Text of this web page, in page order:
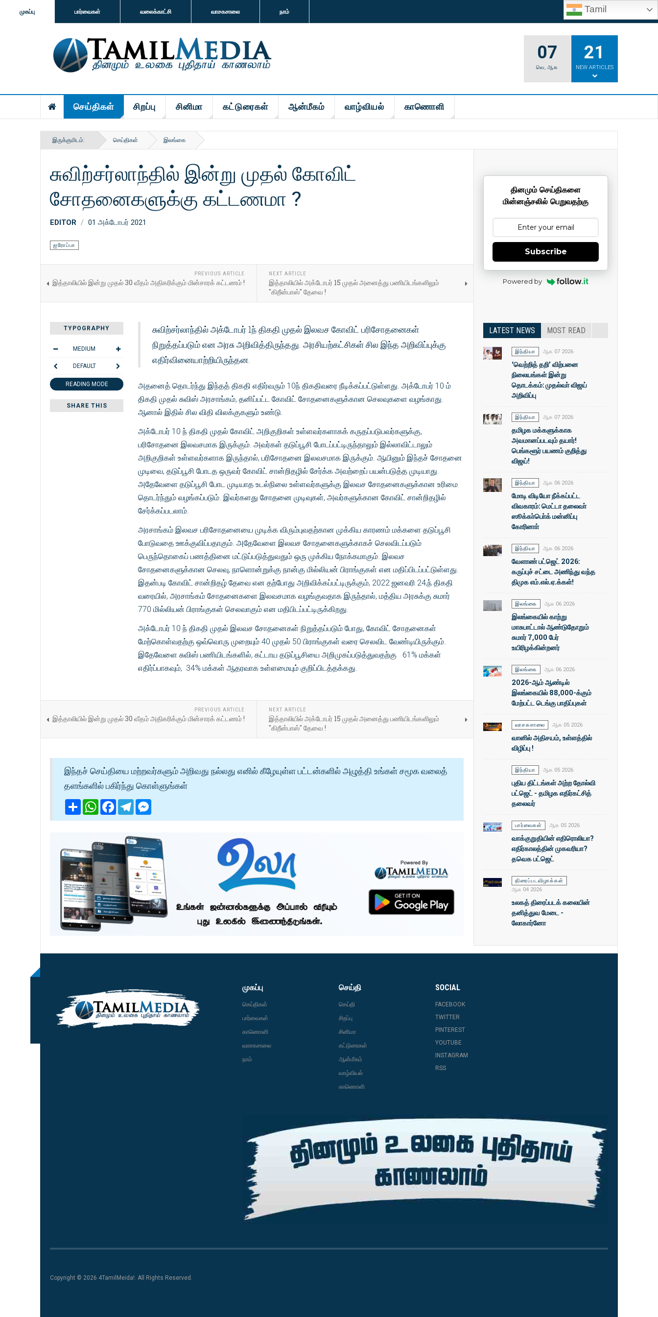
முகப்பு பார்வைகள் வலைக்காட்சி வாசகசாலை நாம் Tamil
07
வெ,ஆக
21
NEW ARTICLES
செய்திகள் சிறப்பு சினிமா கட்டுரைகள் ஆன்மீகம் வாழ்வியல் காணொளி
இருக்குமிடம்: செய்திகள் இலங்கை
சுவிற்சர்லாந்தில் இன்று முதல் கோவிட்
சோதனைகளுக்கு கட்டணமா ?
EDITOR 01 அக்டோபர் 2021
ஐரோப்பா
PREVIOUS ARTICLE
இத்தாலியில் இன்று முதல் 30 வீதம் அதிகரிக்கும் மின்சாரக் கட்டணம் !
NEXT ARTICLE
இத்தாலியில் அக்டோபர் 15 முதல் அனைத்து பணியிடங்களிலும்
"கிறீன்பாஸ்" தேவை !
TYPOGRAPHY
MEDIUM
DEFAULT
READING MODE
SHARE THIS
சுவிற்சர்லாந்தில் அக்டோபர் 1ந் திகதி முதல் இலவச கோவிட் பரிசோதனைகள்
நிறுத்தப்படும் என அரசு அறிவித்திருந்தது. அரசியற்கட்சிகள் சில இந்த அறிவிப்புக்கு
எதிர்வினையாற்றியிருந்தன.
அதனைத் தொடர்ந்து இந்தத் திகதி எதிர்வரும் 10ந் திகதிவரை நீடிக்கப்பட்டுள்ளது. அக்டோபர் 10 ம்
திகதி முதல் சுவிஸ் அரசாங்கம், தனிப்பட்ட கோவிட் சோதனைகளுக்கான செலவுகளை வழங்காது.
ஆனால் இதில் சில விதி விலக்குகளும் உண்டு.
அக்டோபர் 10 ந் திகதி முதல் கோவிட் அறிகுறிகள் உள்ளவர்களாகக் கருதப்படுபவர்களுக்கு,
பரிசோதனை இலவசமாக இருக்கும். அவர்கள் தடுப்பூசி போடப்பட்டிருந்தாலும் இல்லாவிட்டாலும்
அறிகுறிகள் உள்ளவர்களாக இருந்தால், பரிசோதனை இலவசமாக இருக்கும். ஆயினும் இந்தச் சோதனை
முடிவை, தடுப்பூசி போடத ஒருவர் கோவிட் சான்றிதழில் சேர்க்க அவற்றைப் பயன்படுத்த முடியாது.
அதேவேளை தடுப்பூசி போட முடியாத உடல்நிலை உள்ளவர்களுக்கு இலவச சோதனைகளுக்கான உரிமை
தொடர்ந்தும் வழங்கப்படும். இவர்களது சோதனை முடிவுகள், அவர்களுக்கான கோவிட் சான்றிதழில்
சேர்க்கப்படலாம்.
அரசாங்கம் இலவச பரிசோதனையை முடிக்க விரும்புவதற்கான முக்கிய காரணம் மக்களை தடுப்பூசி
போடுவதை ஊக்குவிப்பதாகும். அதேவேளை இலவச சோதனைகளுக்காகச் செலவிடப்படும்
பெருந்தொகைப் பணத்தினை மட்டுப்படுத்துவதும் ஒரு முக்கிய நோக்கமாகும். இலவச
சோதனைகளுக்கான செலவு, நாளொன்றுக்கு நான்கு மில்லியன் பிராங்குகள் என மதிப்பிடப்பட்டுள்ளது.
இதன்படி கோவிட் சான்றிதழ் தேவை என தற்போது அறிவிக்கப்பட்டிருக்கும், 2022 ஜனவரி 24,ந் திகதி
வரையில், அரசாங்கம் சோதனைகளை இலவசமாக வழங்குவதாக இருந்தால், மத்திய அரசுக்கு சுமார்
770 மில்லியன் பிராங்குகள் செலவாகும் என மதிபிடப்பட்டிருக்கிறது.
அக்டோபர் 10 ந் திகதி முதல் இலவச சோதனைகள் நிறுத்தப்படும் போது, கோவிட் சோதனைகள்
மேற்கொள்வதற்கு ஒவ்வொரு முறையும் 40 முதல் 50 பிராங்குகள் வரை செலவிட வேண்டியிருக்கும்.
இதேவேளை சுவிஸ் பணியிடங்களில், கட்டாய தடுப்பூசியை அறிமுகப்படுத்துவதற்கு 61% மக்கள்
எதிர்ப்பாகவும், 34% மக்கள் ஆதரவாக உள்ளமையும் குறிப்பிடத்தக்கது.
PREVIOUS ARTICLE
இத்தாலியில் இன்று முதல் 30 வீதம் அதிகரிக்கும் மின்சாரக் கட்டணம் !
NEXT ARTICLE
இத்தாலியில் அக்டோபர் 15 முதல் அனைத்து பணியிடங்களிலும்
"கிறீன்பாஸ்" தேவை !
இந்தச் செய்தியை மற்றவர்களும் அறிவது நல்லது எனில் கீழேயுள்ள பட்டன்களில் அழுத்தி உங்கள் சமூக வலைத்
தளங்களில் பகிர்ந்து கொள்ளுங்கள்
ShareWhatsApp
Facebook
Telegram
தினமும் செய்திகளை
மின்னஞ்சலில் பெறுவதற்கு
Subscribe
Powered by
LATEST NEWS MOST READ
இந்தியா ஆக 07 2026
‘வெற்றித் தறி’ விற்பனை
நிலையங்கள் இன்று
தொடக்கம்: முதல்வா் விஜய்
அறிவிப்பு
இந்தியா ஆக 07 2026
தமிழக மக்களுக்காக
அவமானப்படவும் தயார்!
பெங்களூர் பயணம் குறித்து
விஜய்!
இந்தியா ஆக 06 2026
மோடி விடியோ நீக்கப்பட்ட
விவகாரம்: மெட்டா தலைவா்
ஸூக்கா்பொ்க் மன்னிப்பு
கோரினாா்
இந்தியா ஆக 06 2026
வேளாண் பட்ஜெட் 2026:
கருப்புச் சட்டை அணிந்து வந்த
திமுக எம்.எல்.ஏ.க்கள்!
இலங்கை ஆக 06 2026
இலங்கையில் காற்று
மாசுபாட்டால் ஆண்டுதோறும்
சுமார் 7,000 பேர்
உயிரிழக்கின்றனர்
இலங்கை ஆக 06 2026
2026-ஆம் ஆண்டில்
இலங்கையில் 88,000-க்கும்
மேற்பட்ட டெங்கு பாதிப்புகள்
வாசகசாலை ஆக 05 2026
வானில் அதிசயம், உள்ளத்தில்
விழிப்பு !
இந்தியா ஆக 05 2026
புதிய திட்டங்கள் அற்ற தோல்வி
பட்ஜெட் - தமிழக எதிர்கட்சித்
தலைவர்
பார்வைகள் ஆக 05 2026
வாக்குறுதியின் எதிரொலியா?
எதிர்காலத்தின் முகவரியா?
தவெக பட்ஜெட்
திரைப்படவிழாக்கள்
ஆக 04 2026
உலகத் திரைப்படக் கலையின்
தனித்துவ மேடை -
லோகார்னோ
முகப்பு
செய்திகள்
பார்வைகள்
காணொளி
வாசகசாலை
நாம்
செய்தி
செய்தி
சிறப்பு
சினிமா
கட்டுரைகள்
ஆன்மீகம்
வாழ்வியல்
காணொளி
SOCIAL
FACEBOOK
TWITTER
PINTEREST
YOUTUBE
INSTAGRAM
RSS
Copyright © 2026 4TamilMeida!. All Rights Reserved.